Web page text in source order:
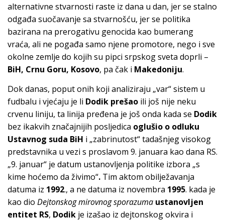
alternativne stvarnosti raste iz dana u dan, jer se stalno
odgađa suočavanje sa stvarnošću, jer se politika
bazirana na prerogativu genocida kao bumerang
vraća, ali ne pogađa samo njene promotore, nego i sve
okolne zemlje do kojih su pipci srpskog sveta doprli –
BiH, Crnu Goru, Kosovo, pa čak i Makedoniju.
Dok danas, poput onih koji analiziraju „var“ sistem u
fudbalu i vjećaju je li Dodik prešao ili još nije neku
crvenu liniju, ta linija pređena je još onda kada se Dodik
bez ikakvih značajnijih posljedica oglušio o odluku
Ustavnog suda BiH i „zabrinutost“ tadašnjeg visokog
predstavnika u vezi s proslavom 9. januara kao dana RS.
„9. januar“ je datum ustanovljenja politike izbora „s
kime hoćemo da živimo“. Tim aktom obilježavanja
datuma iz 1992., a ne datuma iz novembra 1995. kada je
kao dio Dejtonskog mirovnog sporazuma ustanovljen
entitet RS, Dodik je izašao iz dejtonskog okvira i